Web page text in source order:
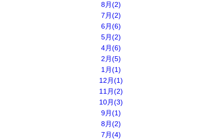
8月(2)
7月(2)
6月(6)
5月(2)
4月(6)
2月(5)
1月(1)
12月(1)
11月(2)
10月(3)
9月(1)
8月(2)
7月(4)